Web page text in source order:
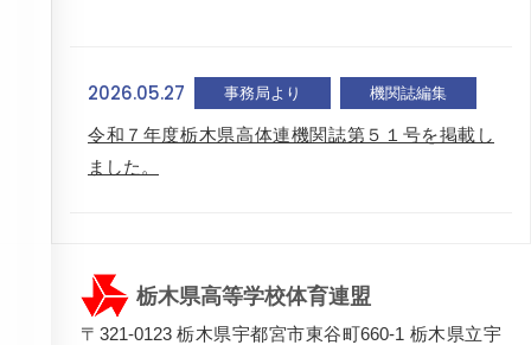
2026.05.27 事務局より 機関誌編集
令和７年度栃木県高体連機関誌第５１号を掲載し
ました。
栃木県高等学校体育連盟
〒321-0123 栃木県宇都宮市東谷町660-1 栃木県立宇